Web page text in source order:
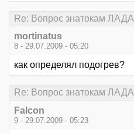
Re: Вопрос знатокам
mortinatus
8 - 29.07.2009 - 05:20
как определял подогрев?
Re: Вопрос знатокам
Falcon
9 - 29.07.2009 - 05:23